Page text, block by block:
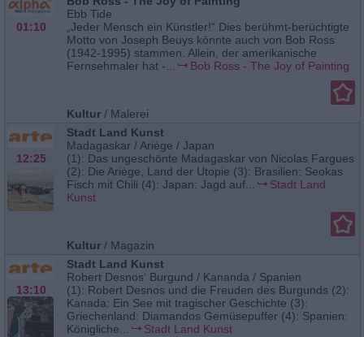
01:10
Ebb Tide
„Jeder Mensch ein Künstler!“ Dies berühmt-berüchtigte
Motto von Joseph Beuys könnte auch von Bob Ross
(1942-1995) stammen. Allein, der amerikanische
Fernsehmaler hat -...
Bob Ross - The Joy of Painting
Kultur / Malerei
12:25
Stadt Land Kunst
Madagaskar / Ariège / Japan
(1): Das ungeschönte Madagaskar von Nicolas Fargues
(2): Die Ariège, Land der Utopie (3): Brasilien: Seokas
Fisch mit Chili (4): Japan: Jagd auf...
Stadt Land
Kunst
Kultur / Magazin
13:10
Stadt Land Kunst
Robert Desnos‘ Burgund / Kananda / Spanien
(1): Robert Desnos und die Freuden des Burgunds (2):
Kanada: Ein See mit tragischer Geschichte (3):
Griechenland: Diamandos Gemüsepuffer (4): Spanien:
Königliche...
Stadt Land Kunst